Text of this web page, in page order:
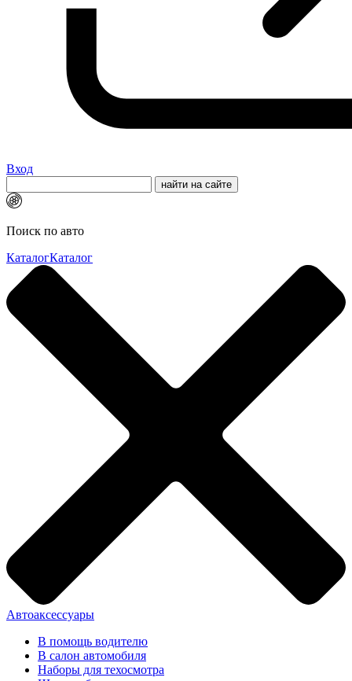
Вход
Поиск по авто
КаталогКаталог
Автоаксессуары
В помощь водителю
В салон автомобиля
Наборы для техосмотра